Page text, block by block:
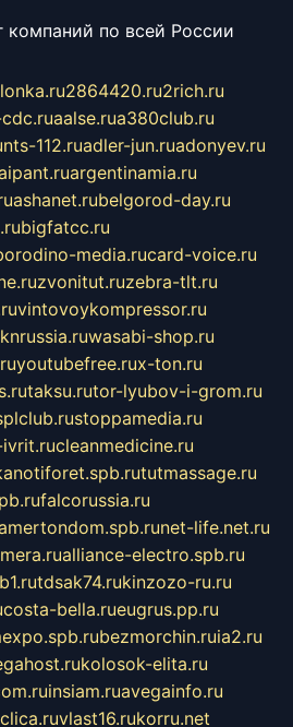
компаний по всей России
2864420.ru2rich.ru
aalse.rua380club.ru
112.ruadler-jun.ruadonyev.ru
argentinamia.ru
ashanet.rubelgorod-day.ru
bigfatcc.ru
media.rucard-voice.ru
zvonitut.ruzebra-tlt.ru
vintovoykompressor.ru
wasabi-shop.ru
youtubefree.rux-ton.ru
taksu.rutor-lyubov-i-grom.ru
stoppamedia.ru
cleanmedicine.ru
tutmassage.ru
falcorussia.ru
net-life.net.ru
alliance-electro.spb.ru
tdsak74.rukinzozo-ru.ru
costa-bella.rueugrus.pp.ru
bezmorchin.ruia2.ru
kolosok-elita.ru
insiam.ruavegainfo.ru
vlast16.rukorru.net